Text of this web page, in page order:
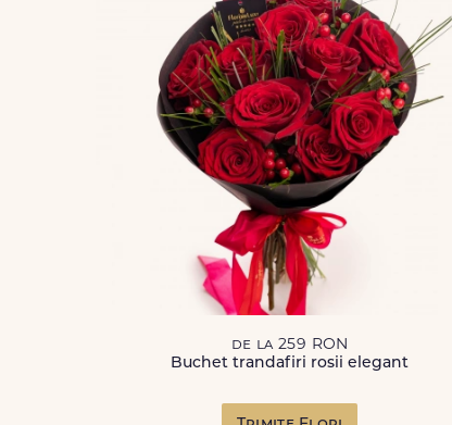
de la 259 RON
Buchet trandafiri rosii elegant